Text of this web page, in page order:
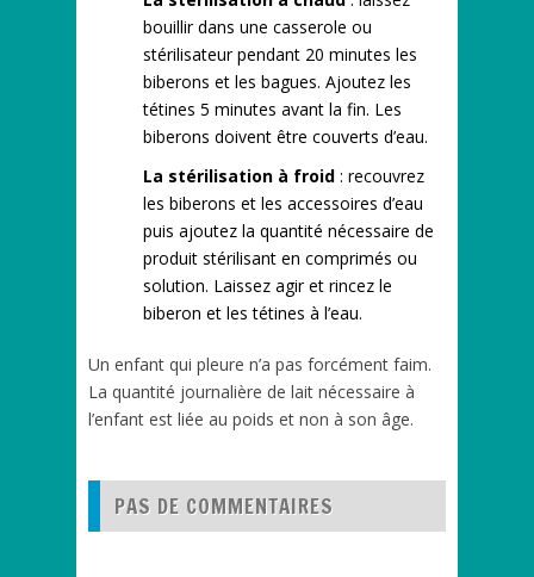
bouillir dans une casserole ou
stérilisateur pendant 20 minutes les
biberons et les bagues. Ajoutez les
tétines 5 minutes avant la fin. Les
biberons doivent être couverts d’eau.
La stérilisation à froid : recouvrez
les biberons et les accessoires d’eau
puis ajoutez la quantité nécessaire de
produit stérilisant en comprimés ou
solution. Laissez agir et rincez le
biberon et les tétines à l’eau.
Un enfant qui pleure n’a pas forcément faim.
La quantité journalière de lait nécessaire à
l’enfant est liée au poids et non à son âge.
PAS DE COMMENTAIRES